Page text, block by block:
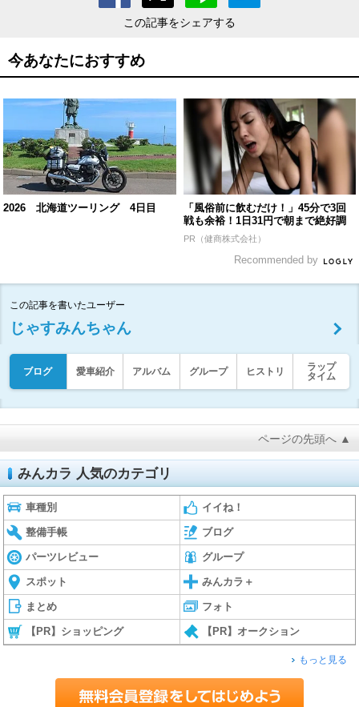
この記事をシェアする
今あなたにおすすめ
2026 北海道ツーリング 4日目
「風俗前に飲むだけ！」45分で3回
戦も余裕！1日31円で朝まで絶好調
PR（健商株式会社）
Recommended by
この記事を書いたユーザー
じゃすみんちゃん
ブログ 愛車紹介 アルバム グループ ヒストリ
ラップ
タイム
ページの先頭へ ▲
みんカラ 人気のカテゴリ
車種別 イイね！
整備手帳 ブログ
パーツレビュー グループ
スポット みんカラ＋
まとめ フォト
【PR】ショッピング 【PR】オークション
もっと見る